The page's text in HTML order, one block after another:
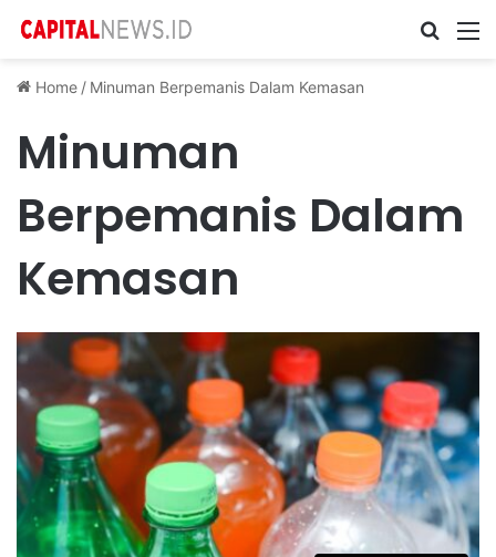
Cari ...
Home / Minuman Berpemanis Dalam Kemasan
Minuman
Berpemanis Dalam
Kemasan